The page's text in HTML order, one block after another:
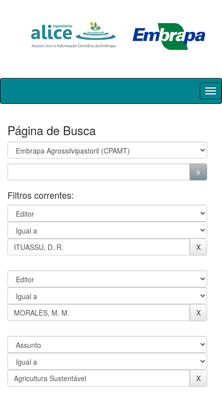
Skip
Página de Busca
Filtros correntes: